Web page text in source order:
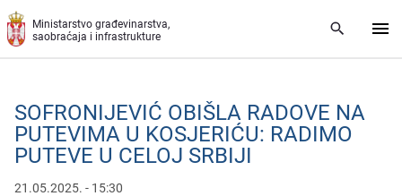
Preskoči na glavni deo sadržaja
Ministarstvo građevinarstva,
saobraćaja i infrastrukture
SOFRONIJЕVIĆ OBIŠLA RADOVЕ NA
PUTЕVIMA U KOSJЕRIĆU: RADIMO
PUTЕVЕ U CЕLOJ SRBIJI
21.05.2025. - 15:30